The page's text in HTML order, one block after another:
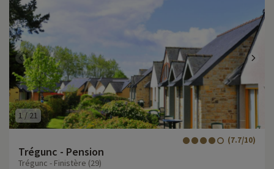
1 / 21
Trégunc - Pension
(7.7/10)
Trégunc - Finistère (29)